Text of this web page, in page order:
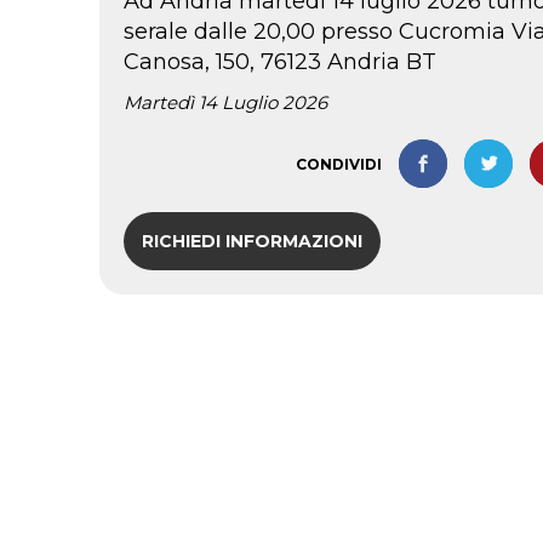
serale dalle 20,00 presso Cucromia
Canosa, 150, 76123 Andria BT
Martedì 14 Luglio 2026
CONDIVIDI
RICHIEDI INFORMAZIONI